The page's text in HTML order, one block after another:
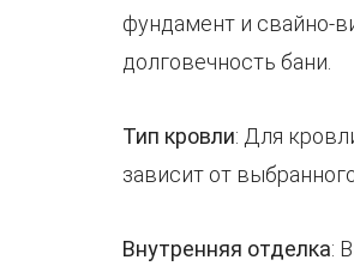
фундамент и свайно-
долговечность бани.
Тип кровли: Для
зависит от
Внутренняя отделка: